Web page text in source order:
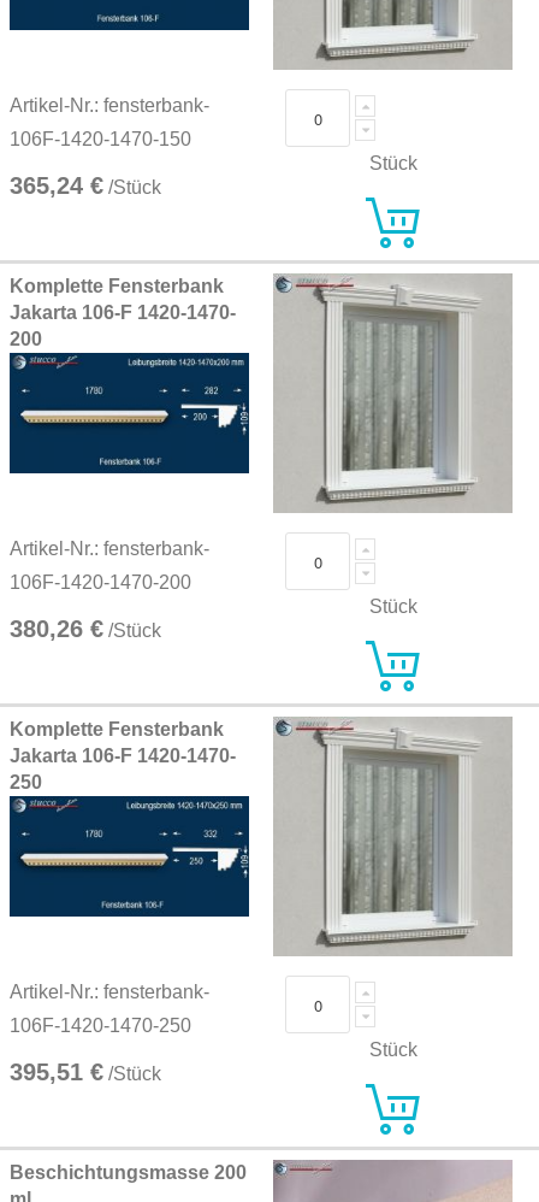
Artikel-Nr.: fensterbank-
106F-1420-1470-150
365,24 € /Stück
Stück
Komplette Fensterbank
Jakarta 106-F 1420-1470-
200
Artikel-Nr.: fensterbank-
106F-1420-1470-200
380,26 € /Stück
Stück
Komplette Fensterbank
Jakarta 106-F 1420-1470-
250
Artikel-Nr.: fensterbank-
106F-1420-1470-250
395,51 € /Stück
Stück
Beschichtungsmasse 200